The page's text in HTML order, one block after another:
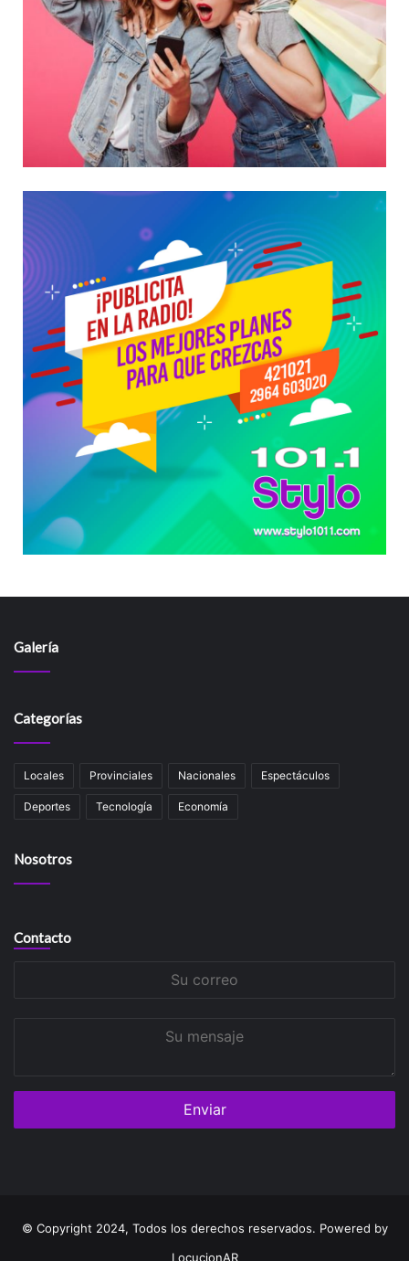
Galería
Categorías
Locales Provinciales Nacionales Espectáculos
Deportes Tecnología Economía
Nosotros
Contacto
© Copyright 2024, Todos los derechos reservados. Powered by
LocucionAR